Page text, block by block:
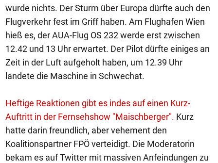
wurde nichts. Der Sturm über Europa dürfte auch den
Flugverkehr fest im Griff haben. Am Flughafen Wien
hieß es, der AUA-Flug OS 232 werde erst zwischen
12.42 und 13 Uhr erwartet. Der Pilot dürfte einiges an
Zeit in der Luft aufgeholt haben, um 12.39 Uhr
landete die Maschine in Schwechat.
Heftige Reaktionen gibt es indes auf einen Kurz-
Auftritt in der Fernsehshow "Maischberger". Kurz
hatte darin freundlich, aber vehement den
Koalitionspartner FPÖ verteidigt. Die Moderatorin
bekam es auf Twitter mit massiven Anfeindungen zu